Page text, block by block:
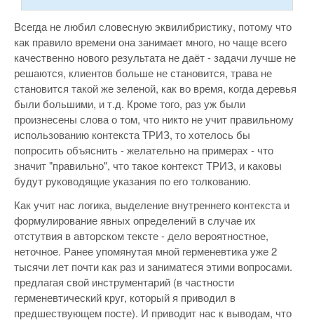
Всегда не любил словесную эквилибристику, потому что
как правило времени она занимает много, но чаще всего
качественно нового результата не даёт - задачи лучше не
решаются, клиентов больше не становится, трава не
становится такой же зеленой, как во время, когда деревья
были большими, и т.д. Кроме того, раз уж были
произнесены слова о том, что никто не учит правильному
использованию контекста ТРИЗ, то хотелось бы
попросить объяснить - желательно на примерах - что
значит "правильно", что такое контекст ТРИЗ, и каковы
будут руководящие указания по его толкованию.
Как учит нас логика, выделение внутреннего контекста и
формулирование явных определений в случае их
отстутвия в авторском тексте - дело вероятностное,
неточное. Ранее упомянутая мной герменевтика уже 2
тысячи лет почти как раз и заниматеся этими вопросами.
предлагая свой инструментарий (в частности
герменевтический круг, который я приводил в
предшествующем посте). И приводит нас к выводам, что